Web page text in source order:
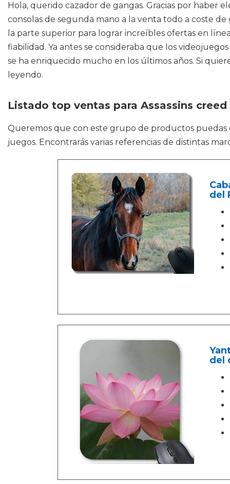
Hola, querido cazador de gangas. Gracias por haber
consolas de segunda mano a la venta todo a coste
la parte superior para lograr increíbles ofertas en
fiabilidad. Ya antes se consideraba que los
se ha enriquecido mucho en los últimos años. Si
leyendo.
Listado top ventas para Assassins
Queremos que con este grupo de productos
juegos. Encontrarás varias referencias de distintas
del
del